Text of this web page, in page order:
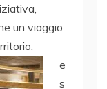
un viaggio
e
s